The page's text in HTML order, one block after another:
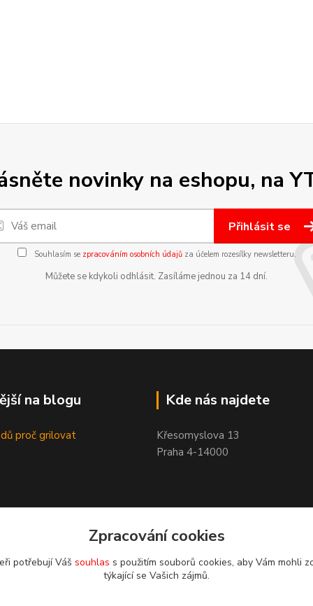
novinky na eshopu, na
Přihlásit se
Souhlasím se zpracováním osobních údajůza účelem rozesílky newsletteru.
Můžete se kdykoli odhlásit. Zasíláme jednou za 14 dní.
na blogu
proč grilovat
Kde nás najdete
Křesomyslova 13
Praha 4-14000
Zpracování cookies
potřebují Váš souhlas s použitím souborů cookies, aby Vám mohli
týkající se Vašich zájmů.